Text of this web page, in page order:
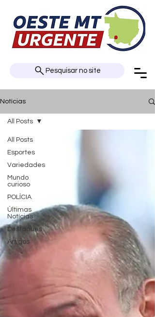
Pesquisar no site
Notícias
All Posts
Esportes
Variedades
Mundo
curioso
POLÍCIA
Últimas
Notícias
Destaques
Artigos
All Posts